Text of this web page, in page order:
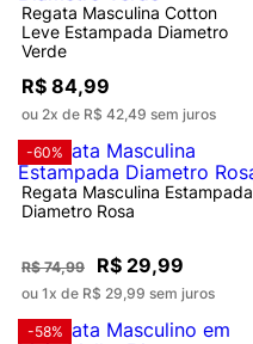
Regata Masculina Cotton
Leve Estampada Diametro
Verde
R$ 84,99
ou 2x de R$ 42,49 sem juros
-60%
Regata Masculina Estampada
Diametro Rosa
R$ 74,99 R$ 29,99
ou 1x de R$ 29,99 sem juros
-58%